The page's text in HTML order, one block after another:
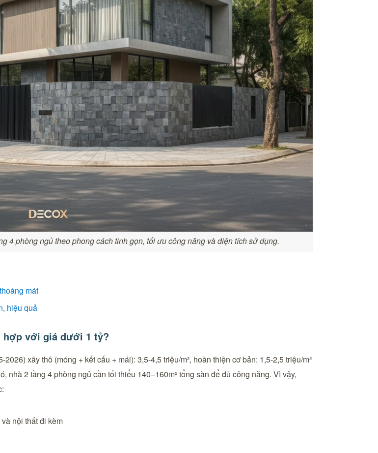
4 phòng ngủ theo phong cách tinh gọn, tối ưu công năng và diện tích sử dụng.
mát
hiệu quả
hợp với giá dưới 1 tỷ?
xây thô (móng + kết cấu + mái): 3,5-4,5 triệu/m², hoàn thiện cơ bản: 1,5-2,5 triệu/m²
nhà 2 tầng 4 phòng ngủ cần tối thiểu 140–160m² tổng sàn để đủ công năng. Vì vậy,
nội thất đi kèm